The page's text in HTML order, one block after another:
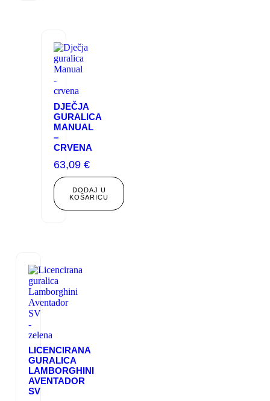
DJEČJA
GURALICA
MANUAL
–
CRVENA
63,09 €
DODAJ U
KOŠARICU
LICENCIRANA
GURALICA
LAMBORGHINI
AVENTADOR
SV